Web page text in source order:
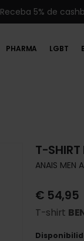
Receba 5% de
PHARMA LGBT
T-SHIRT
ANAIS MEN
€ 54,95
T-shirt